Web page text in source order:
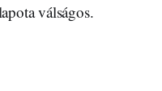
válságos.